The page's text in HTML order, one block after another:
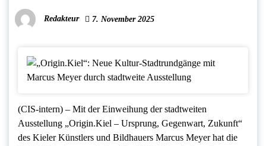
Redakteur 7. November 2025
(CIS-intern) – Mit der Einweihung der stadtweiten
Ausstellung „Origin.Kiel – Ursprung, Gegenwart, Zukunft“
des Kieler Künstlers und Bildhauers Marcus Meyer hat die